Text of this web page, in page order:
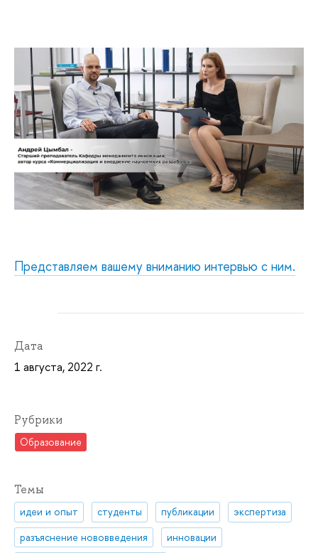
Представляем вашему вниманию интервью с ним.
Дата
1 августа, 2022 г.
Рубрики
Образование
Темы
идеи и опыт студенты публикации
экспертиза
разъяснение нововведения
инновации